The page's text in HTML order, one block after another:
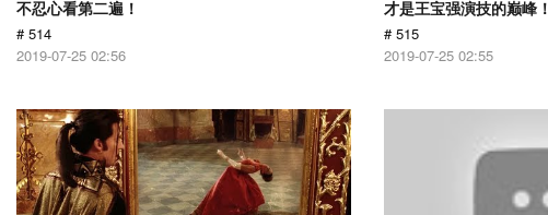
不忍心看第二遍！
# 514
2019-07-25 02:56
才是王宝强演技的巅峰！
# 515
2019-07-25 02:55